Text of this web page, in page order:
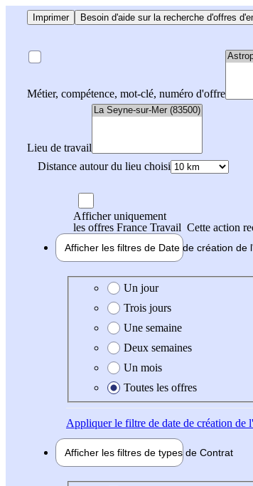
Imprimer Besoin d'aide sur la recherche d'offres
Métier, compétence, mot-clé, numéro d'offre
Lieu de travail
Distance autour du lieu choisi
Afficher uniquement
les offres France Travail Cette action
Afficher les filtres de Date de création de
Date de création de l'offre
Un jour
Trois jours
Une semaine
Deux semaines
Un mois
Toutes les offres
Appliquerle filtre de date de création de
Afficher les filtres de types de Contrat